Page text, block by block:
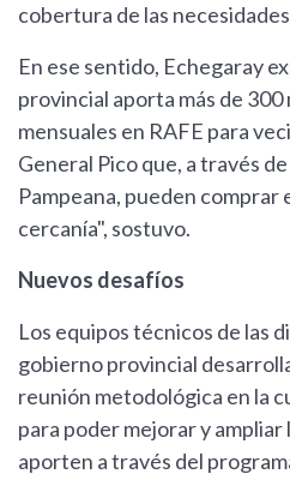
cobertura de las
En ese sentido, Echegaray
provincial aporta más de 300
mensuales en RAFE para
General Pico que, a través
Pampeana, pueden comprar
cercanía", sostuvo.
Nuevos desafíos
Los equipos técnicos de las
gobierno provincial
reunión metodológica en la
para poder mejorar y
aporten a través del